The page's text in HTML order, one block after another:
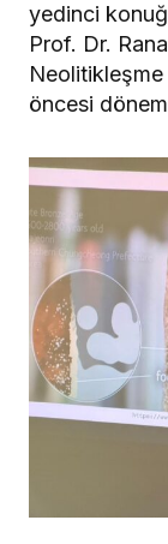
yedinci
Prof. Dr.
öncesi